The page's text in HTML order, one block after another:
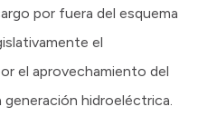
por fuera del esquema
el
el aprovechamiento del
hidroeléctrica.